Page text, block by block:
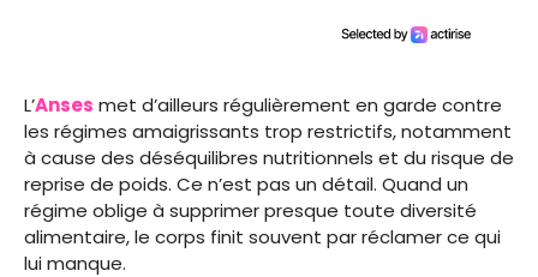
L’Anses met d’ailleurs régulièrement en garde contre
les régimes amaigrissants trop restrictifs, notamment
à cause des déséquilibres nutritionnels et du risque de
reprise de poids. Ce n’est pas un détail. Quand un
régime oblige à supprimer presque toute diversité
alimentaire, le corps finit souvent par réclamer ce qui
lui manque.